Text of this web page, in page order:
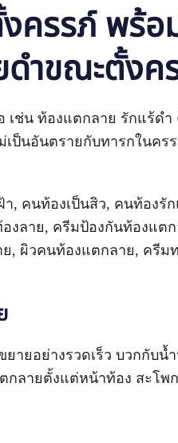
ครรภ์ พร้
ำขณะตั้งค
ช่น ท้องแตกลาย รักแร้ดำ
เป็นอันตรายกับทารกในคร
ายอย่างรวดเร็ว บวกกับ
ตกลายตั้งแต่หน้าท้อง สะโ